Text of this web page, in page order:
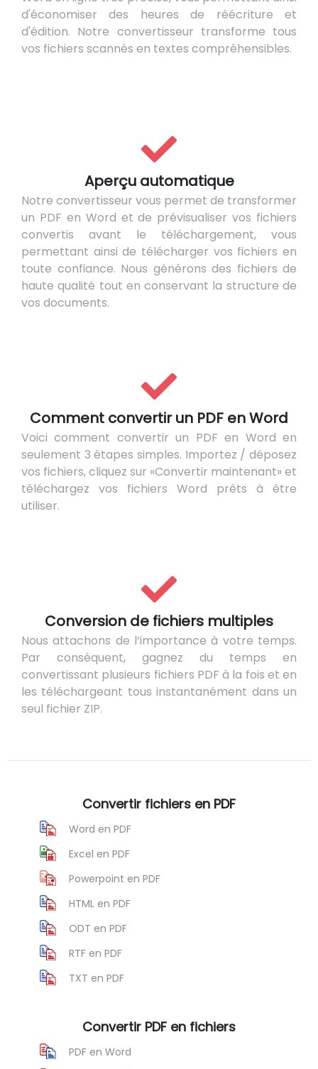
d'économiser des heures de réécriture et
d'édition. Notre convertisseur transforme tous
vos fichiers scannés en textes compréhensibles.
Aperçu automatique
Notre convertisseur vous permet de transformer
un PDF en Word et de prévisualiser vos fichiers
convertis avant le téléchargement, vous
permettant ainsi de télécharger vos fichiers en
toute confiance. Nous générons des fichiers de
haute qualité tout en conservant la structure de
vos documents.
Comment convertir un PDF en Word
Voici comment convertir un PDF en Word en
seulement 3 étapes simples. Importez / déposez
vos fichiers, cliquez sur «Convertir maintenant» et
téléchargez vos fichiers Word prêts à être
utiliser.
Conversion de fichiers multiples
Nous attachons de l’importance à votre temps.
Par conséquent, gagnez du temps en
convertissant plusieurs fichiers PDF à la fois et en
les téléchargeant tous instantanément dans un
seul fichier ZIP.
Convertir fichiers en PDF
Word en PDF
Excel en PDF
Powerpoint en PDF
HTML en PDF
ODT en PDF
RTF en PDF
TXT en PDF
Convertir PDF en fichiers
PDF en Word